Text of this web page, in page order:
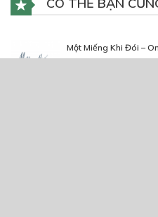
Một Miếng Khi Đói –